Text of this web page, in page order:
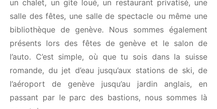
gite loué, un restaurant privatisé, une salle des
fêtes, une salle de spectacle ou même une
bibliothèque de genève. Nous sommes également
présents lors des fêtes de genève et le salon de
l’auto. C’est simple, où que tu sois dans la suisse
romande, du jet d’eau jusqu’aux stations de ski, de
l’aéroport de genève jusqu’au jardin anglais, en
passant par le parc des bastions, nous sommes là